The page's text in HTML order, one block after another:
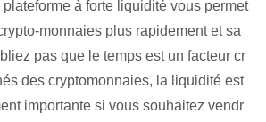
plateforme à forte liquidité vous permet
monnaies plus rapidement et sa
pas que le temps est un facteur cr
des cryptomonnaies, la liquidité est
importante si vous souhaitez vendr